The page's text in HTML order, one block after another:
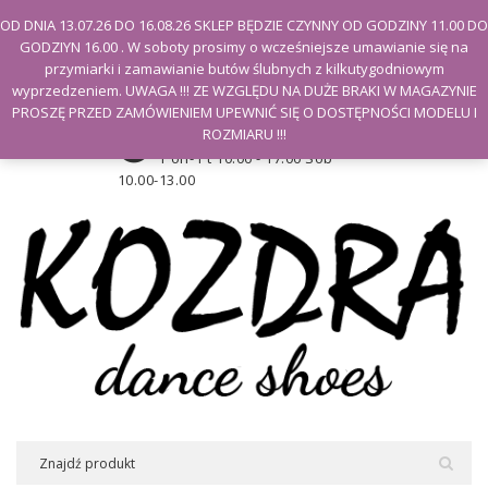
Witamy na stronie Kozdra
Moje konto
Godziny otwarcia sklepu
Pon- Pt 10.00 - 17.00 Sob
10.00-13.00
OD DNIA 13.07.26 DO 16.08.26 SKLEP BĘDZIE CZYNNY OD GODZINY 11.00 DO
GODZIYN 16.00 . W soboty prosimy o wcześniejsze umawianie się na
przymiarki i zamawianie butów ślubnych z kilkutygodniowym
wyprzedzeniem. UWAGA !!! ZE WZGLĘDU NA DUŻE BRAKI W MAGAZYNIE
PROSZĘ PRZED ZAMÓWIENIEM UPEWNIĆ SIĘ O DOSTĘPNOŚCI MODELU I
ROZMIARU !!!